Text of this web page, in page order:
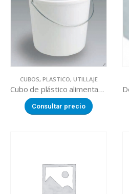
CUBOS, PLASTICO, UTILLAJE
Cubo de plástico alimentario con tapa
Consultar precio